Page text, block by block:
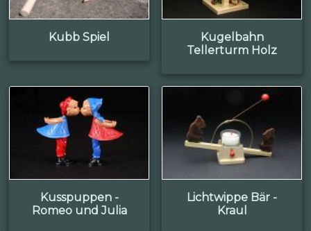
Kubb Spiel
Kugelbahn
Tellerturm Holz
Kusspuppen -
Romeo und Julia
Lichtwippe Bär -
Kraul